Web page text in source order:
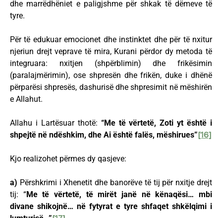
dhe marrëdhëniet e paligjshme për shkak të dëmeve të
tyre.
Për të edukuar emocionet dhe instinktet dhe për të nxitur
njeriun drejt veprave të mira, Kurani përdor dy metoda të
integruara: nxitjen (shpërblimin) dhe frikësimin
(paralajmërimin), ose shpresën dhe frikën, duke i dhënë
përparësi shpresës, dashurisë dhe shpresimit në mëshirën
e Allahut.
Allahu i Lartësuar thotë: “Me të vërtetë, Zoti yt është i
shpejtë në ndëshkim, dhe Ai është falës, mëshirues”[16]
Kjo realizohet përmes dy qasjeve:
a) Përshkrimi i Xhenetit dhe banorëve të tij për nxitje drejt
tij: “Me të vërtetë, të mirët janë në kënaqësi… mbi
divane shikojnë… në fytyrat e tyre shfaqet shkëlqimi i